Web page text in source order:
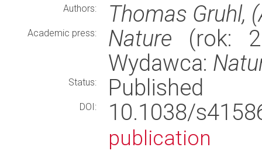
Authors: Thomas Gruhl,
Academic press: Nature (rok:
Wydawca:
Status: Published
DOI: 10.1038/
publication